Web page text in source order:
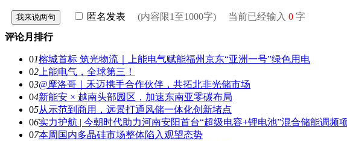
匿名发表 (内容限1至1000字) 当前已经输入 0 字
评论月排行
01榕城首标 筑光物流｜上能电气赋能福州京东“亚洲一号”绿色用电
02 上能电气，全球第三！
03@摩洛哥｜禾迈携手合作伙伴，共拓北非光储市场
04新能安 × 越南头部园区，加速东南亚零碳布局
05从示范到商用，远景打通风储一体化创新堵点
06实力护航 | 今朝时代助力河南安阳首台“超级电容+锂电池”混合储能调频
07本周国内多晶硅市场整体陷入观望态势